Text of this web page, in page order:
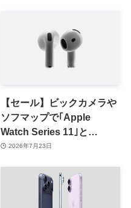
【セール】ビックカメラや
ソフマップで｢Apple
Watch Series 11｣と
｢AirPods 4｣が最大6,000円
2026年7月23日